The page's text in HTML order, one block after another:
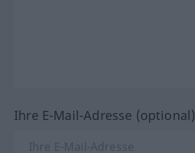
Ihre E-Mail-Adresse (optional)